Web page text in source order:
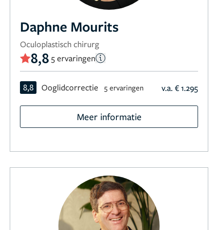
Daphne Mourits
Oculoplastisch chirurg
8,8 5 ervaringen
8,8 Ooglidcorrectie 5 ervaringen v.a. € 1.295
Meer informatie